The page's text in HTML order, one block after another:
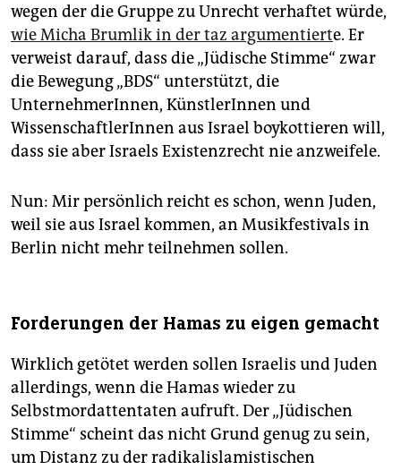
wegen der die Gruppe zu Unrecht verhaftet würde,
wie Micha Brumlik in der taz argumentierte. Er
verweist darauf, dass die „Jüdische Stimme“ zwar
die Bewegung „BDS“ unterstützt, die
UnternehmerInnen, KünstlerInnen und
WissenschaftlerInnen aus Israel boykottieren will,
dass sie aber Israels Existenzrecht nie anzweifele.
Nun: Mir persönlich reicht es schon, wenn Juden,
weil sie aus Israel kommen, an Musikfestivals in
Berlin nicht mehr teilnehmen sollen.
Forderungen der Hamas zu eigen gemacht
Wirklich getötet werden sollen Israelis und Juden
allerdings, wenn die Hamas wieder zu
Selbstmordattentaten aufruft. Der „Jüdischen
Stimme“ scheint das nicht Grund genug zu sein,
um Distanz zu der radikalislamistischen